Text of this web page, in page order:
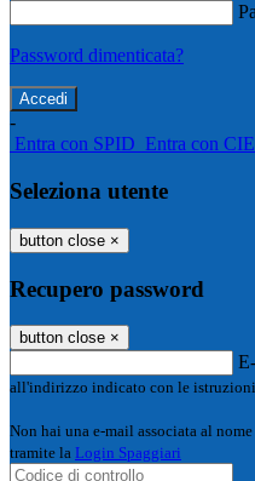
Password dimenticata?
-
Entra con SPID Entra con CIE
Seleziona utente
button close ×
Recupero password
button close ×
all'indirizzo indicato con le istruzioni
Non hai una e-mail associata al
tramite la Login Spaggiari